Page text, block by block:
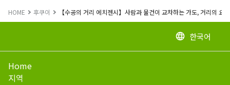
HOME 후쿠이 【수공의 거리 에치젠시】사람과 물건이 교차하는 가도, 거리의 요
language 한국어
Home
지역